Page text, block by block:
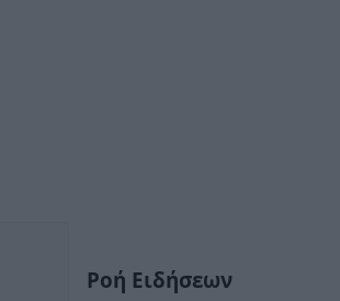
Ροή Ειδήσεων